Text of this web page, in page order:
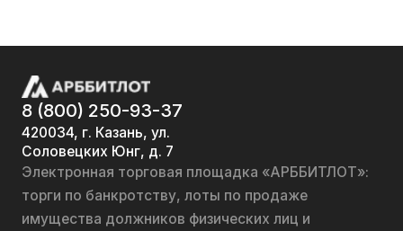
8 (800) 250-93-37
420034, г. Казань, ул.
Соловецких Юнг, д. 7
Электронная торговая площадка «АРББИТЛОТ»:
торги по банкротству, лоты по продаже
имущества должников физических лиц и